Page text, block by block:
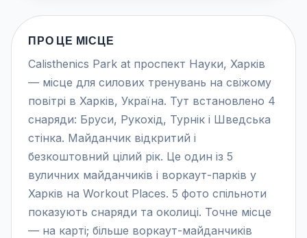
ПРО ЦЕ МІСЦЕ
Calisthenics Park at проспект Науки, Харків
— місце для силових тренувань на свіжому
повітрі в Харків, Україна. Тут встановлено 4
снаряди: Бруси, Рукохід, Турнік і Шведська
стінка. Майданчик відкритий і
безкоштовний цілий рік. Це один із 5
вуличних майданчиків і воркаут-парків у
Харків на Workout Places. 5 фото спільноти
показують снаряди та околиці. Точне місце
— на карті; більше воркаут-майданчиків